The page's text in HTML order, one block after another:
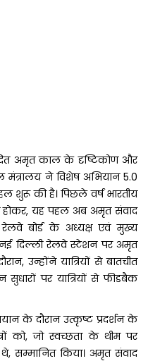
अमृत काल के दृष्टिकोण और
मंत्रालय ने विशेष अभियान 5.0
शुरू की है। पिछले वर्ष भारतीय
होकर, यह पहल अब अमृत संवाद
बोर्ड के अध्यक्ष एवं मुख्य
नई दिल्ली रेलवे स्टेशन पर अमृत
उन्होंने यात्रियों से बातचीत
पर यात्रियों से फीडबैक
के दौरान उत्कृष्ट प्रदर्शन के
को, जो स्वच्छता के थीम पर
सम्मानित किया। अमृत ​​संवाद